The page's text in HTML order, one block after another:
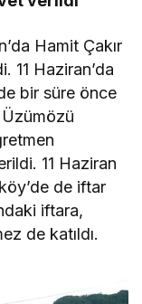
Hamit Çakır
11 Haziran’da
bir süre önce
11 Haziran
de iftar
iftara,
de katıldı.